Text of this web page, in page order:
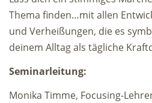
Thema finden…mit allen
und Verheißungen, die es
deinem Alltag als tägliche
Seminarleitung:
Monika Timme, Focusing-